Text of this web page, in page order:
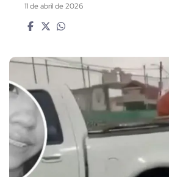
11 de abril de 2026